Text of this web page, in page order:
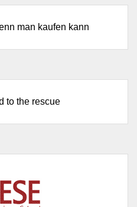
man kaufen kann
to the rescue